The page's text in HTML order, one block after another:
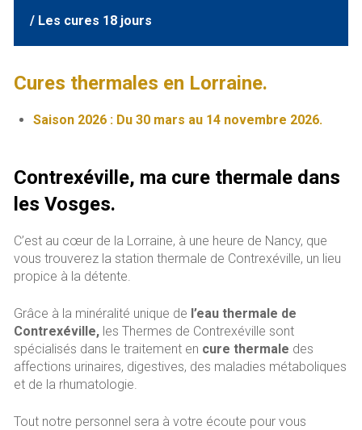
/ Les cures 18 jours
Cures thermales en Lorraine.
Saison 2026 : Du 30 mars au 14 novembre 2026.
Contrexéville, ma cure thermale dans
les Vosges.
C’est au cœur de la Lorraine, à une heure de Nancy, que
vous trouverez la station thermale de Contrexéville, un lieu
propice à la détente.
Grâce à la minéralité unique de l’eau thermale de
Contrexéville, les Thermes de Contrexéville sont
spécialisés dans le traitement en cure thermale des
affections urinaires, digestives, des maladies métaboliques
et de la rhumatologie.
Tout notre personnel sera à votre écoute pour vous